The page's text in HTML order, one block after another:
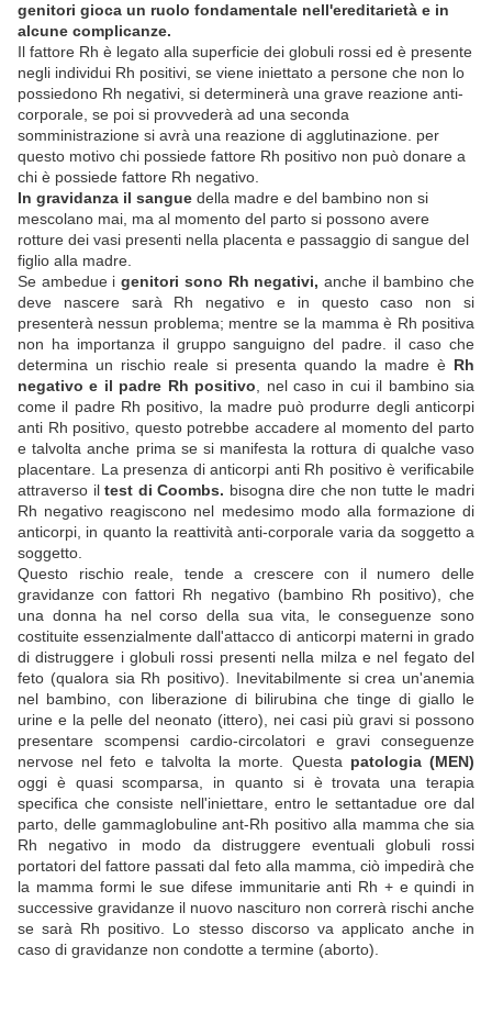
genitori gioca un ruolo fondamentale nell'ereditarietà e in
alcune complicanze.
Il fattore Rh è legato alla superficie dei globuli rossi ed è presente
negli individui Rh positivi, se viene iniettato a persone che non lo
possiedono Rh negativi, si determinerà una grave reazione anti-
corporale, se poi si provvederà ad una seconda
somministrazione si avrà una reazione di agglutinazione. per
questo motivo chi possiede fattore Rh positivo non può donare a
chi è possiede fattore Rh negativo.
In gravidanza il sangue della madre e del bambino non si
mescolano mai, ma al momento del parto si possono avere
rotture dei vasi presenti nella placenta e passaggio di sangue del
figlio alla madre.
Se ambedue igenitori sono Rh negativi, anche il bambino che
deve nascere sarà Rh negativo e in questo caso non si
presenterà nessun problema; mentre se la mamma è Rh positiva
non ha importanza il gruppo sanguigno del padre. il caso che
determina un rischio reale si presenta quando la madre è Rh
negativo e il padre Rh positivo , nel caso in cui il bambino sia
come il padre Rh positivo, la madre può produrre degli anticorpi
anti Rh positivo, questo potrebbe accadere al momento del parto
e talvolta anche prima se si manifesta la rottura di qualche vaso
placentare. La presenza di anticorpi anti Rh positivo è verificabile
attraverso iltest di Coombs. bisogna dire che non tutte le madri
Rh negativo reagiscono nel medesimo modo alla formazione di
anticorpi, in quanto la reattività anti-corporale varia da soggetto a
soggetto.
Questo rischio reale, tende a crescere con il numero delle
gravidanze con fattori Rh negativo (bambino Rh positivo), che
una donna ha nel corso della sua vita, le conseguenze sono
costituite essenzialmente dall'attacco di anticorpi materni in grado
di distruggere i globuli rossi presenti nella milza e nel fegato del
feto (qualora sia Rh positivo). Inevitabilmente si crea un'anemia
nel bambino, con liberazione di bilirubina che tinge di giallo le
urine e la pelle del neonato (ittero), nei casi più gravi si possono
presentare scompensi cardio-circolatori e gravi conseguenze
nervose nel feto e talvolta la morte. Questa patologia (MEN)
oggi è quasi scomparsa, in quanto si è trovata una terapia
specifica che consiste nell'iniettare, entro le settantadue ore dal
parto, delle gammaglobuline ant-Rh positivo alla mamma che sia
Rh negativo in modo da distruggere eventuali globuli rossi
portatori del fattore passati dal feto alla mamma, ciò impedirà che
la mamma formi le sue difese immunitarie anti Rh + e quindi in
successive gravidanze il nuovo nascituro non correrà rischi anche
se sarà Rh positivo. Lo stesso discorso va applicato anche in
caso di gravidanze non condotte a termine (aborto).